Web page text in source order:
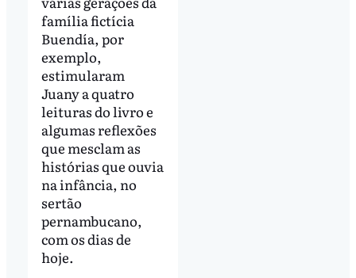
família fictícia
Buendía, por
exemplo,
estimularam
Juany a quatro
leituras do livro e
algumas reflexões
que mesclam as
histórias que ouvia
na infância, no
sertão
pernambucano,
com os dias de
hoje.